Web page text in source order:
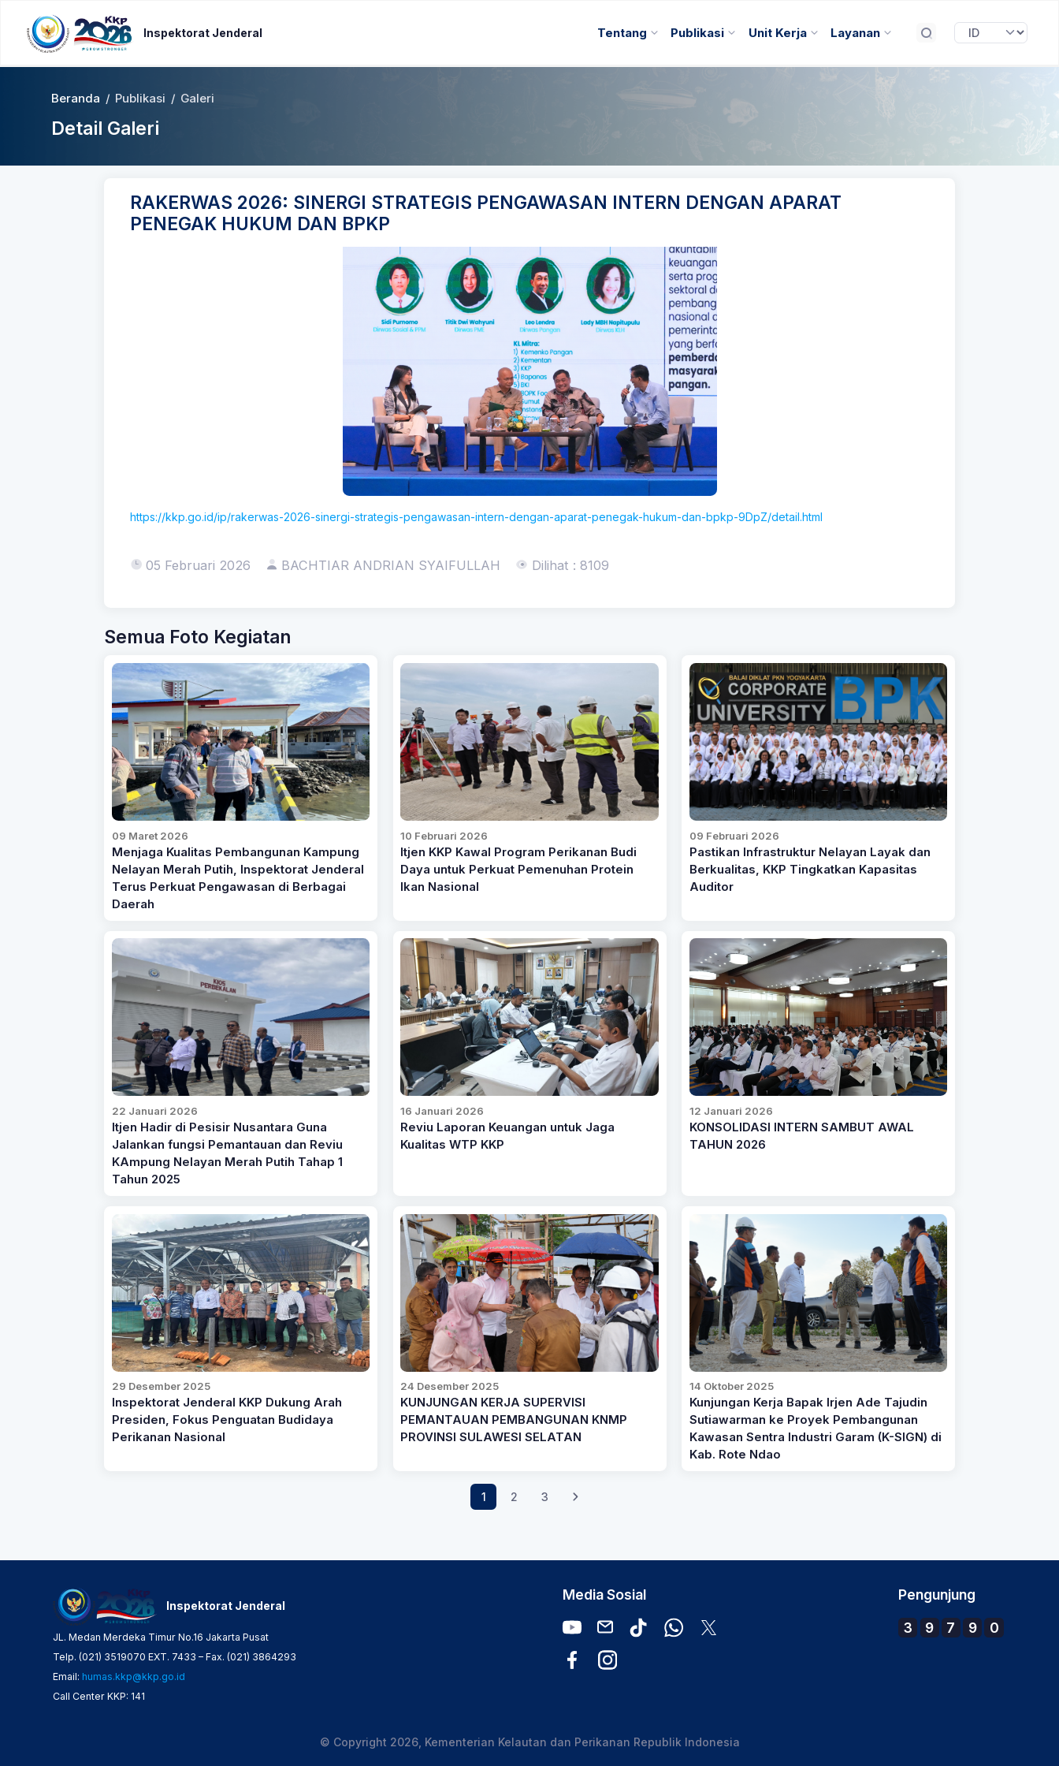
Inspektorat Jenderal Tentang Publikasi Unit Kerja Layanan
Beranda / Publikasi / Galeri
Detail Galeri
RAKERWAS 2026: SINERGI STRATEGIS PENGAWASAN INTERN DENGAN APARAT
PENEGAK HUKUM DAN BPKP
https://kkp.go.id/ip/rakerwas-2026-sinergi-strategis-pengawasan-intern-dengan-aparat-penegak-hukum-dan-bpkp-9DpZ/detail.html
05 Februari 2026 BACHTIAR ANDRIAN SYAIFULLAH Dilihat : 8109
Semua Foto Kegiatan
09 Maret 2026
Menjaga Kualitas Pembangunan Kampung
Nelayan Merah Putih, Inspektorat Jenderal
Terus Perkuat Pengawasan di Berbagai
Daerah
10 Februari 2026
Itjen KKP Kawal Program Perikanan Budi
Daya untuk Perkuat Pemenuhan Protein
Ikan Nasional
09 Februari 2026
Pastikan Infrastruktur Nelayan Layak dan
Berkualitas, KKP Tingkatkan Kapasitas
Auditor
22 Januari 2026
Itjen Hadir di Pesisir Nusantara Guna
Jalankan fungsi Pemantauan dan Reviu
KAmpung Nelayan Merah Putih Tahap 1
Tahun 2025
16 Januari 2026
Reviu Laporan Keuangan untuk Jaga
Kualitas WTP KKP
12 Januari 2026
KONSOLIDASI INTERN SAMBUT AWAL
TAHUN 2026
29 Desember 2025
Inspektorat Jenderal KKP Dukung Arah
Presiden, Fokus Penguatan Budidaya
Perikanan Nasional
24 Desember 2025
KUNJUNGAN KERJA SUPERVISI
PEMANTAUAN PEMBANGUNAN KNMP
PROVINSI SULAWESI SELATAN
14 Oktober 2025
Kunjungan Kerja Bapak Irjen Ade Tajudin
Sutiawarman ke Proyek Pembangunan
Kawasan Sentra Industri Garam (K-SIGN) di
Kab. Rote Ndao
1 2 3
Inspektorat Jenderal
JL. Medan Merdeka Timur No.16 Jakarta Pusat
Telp. (021) 3519070 EXT. 7433 – Fax. (021) 3864293
Email: humas.kkp@kkp.go.id
Call Center KKP: 141
Media Sosial Pengunjung
3 9 7 9 0
© Copyright 2026, Kementerian Kelautan dan Perikanan Republik Indonesia